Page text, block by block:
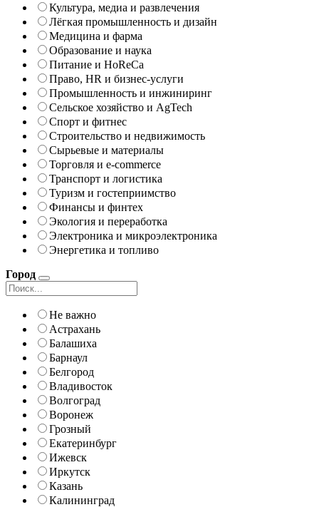
Культура, медиа и развлечения
Лёгкая промышленность и дизайн
Медицина и фарма
Образование и наука
Питание и HoReCa
Право, HR и бизнес-услуги
Промышленность и инжиниринг
Сельское хозяйство и AgTech
Спорт и фитнес
Строительство и недвижимость
Сырьевые и материалы
Торговля и e-commerce
Транспорт и логистика
Туризм и гостеприимство
Финансы и финтех
Экология и переработка
Электроника и микроэлектроника
Энергетика и топливо
Город
Не важно
Астрахань
Балашиха
Барнаул
Белгород
Владивосток
Волгоград
Воронеж
Грозный
Екатеринбург
Ижевск
Иркутск
Казань
Калининград